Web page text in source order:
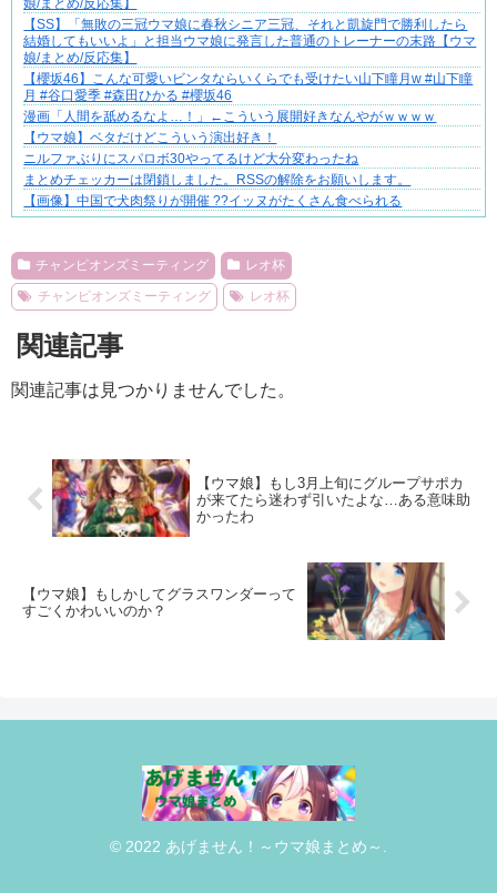
【SS】「無敗の三冠ウマ娘に春秋シニア三冠、それと凱旋門で勝利したら
結婚してもいいよ」と担当ウマ娘に発言した普通のトレーナーの末路【ウマ
娘/まとめ/反応集】
​【櫻坂46】こんな可愛いビンタならいくらでも受けたい山下瞳月w #山下瞳
月 #谷口愛季 #森田ひかる #櫻坂46
漫画「人間を舐めるなよ…！」←こういう展開好きなんやがｗｗｗｗ
【ウマ娘】ベタだけどこういう演出好き！
ニルファぶりにスパロボ30やってるけど大分変わったね
まとめチェッカーは閉鎖しました。RSSの解除をお願いします。
【画像】中国で犬肉祭りが開催 ??イッヌがたくさん食べられる
チャンピオンズミーティング
レオ杯
チャンピオンズミーティング
レオ杯
関連記事
関連記事は見つかりませんでした。
【ウマ娘】もし3月上旬にグループサポカ
が来てたら迷わず引いたよな…ある意味助
かったわ
【ウマ娘】もしかしてグラスワンダーって
すごくかわいいのか？
© 2022 あげません！～ウマ娘まとめ～.